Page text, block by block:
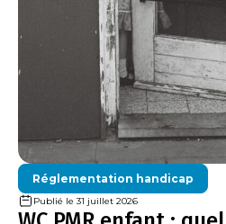
Réglementation handicap
Publié le 31 juillet 2026